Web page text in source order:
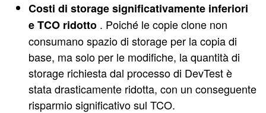
Costi di storage significativamente inferiori
e TCO ridotto . Poiché le copie clone non
consumano spazio di storage per la copia di
base, ma solo per le modifiche, la quantità di
storage richiesta dal processo di DevTest è
stata drasticamente ridotta, con un conseguente
risparmio significativo sul TCO.